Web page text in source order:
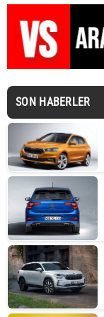
SON HABERLER